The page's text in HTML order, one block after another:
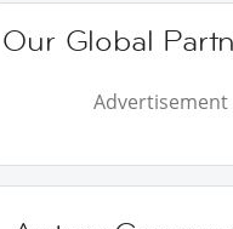
Our Global
Advertisement